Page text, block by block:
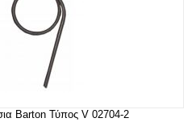
Barton Τύπος V 02704-2